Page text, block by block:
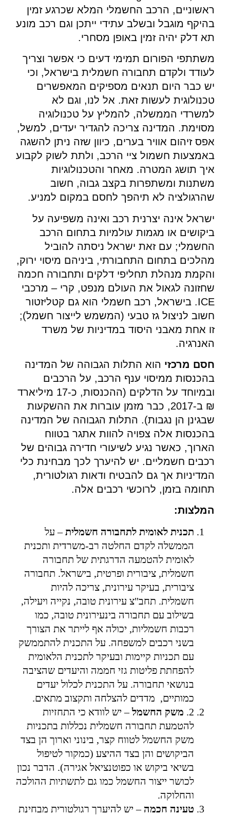
ראשוניים, הרכב החשמלי המלא שכרגע זמין
בהיקף מוגבל ובשלב עתידי ייתכן וגם רכב מונע
תא דלק יהיה זמין באופן מסחרי.
משתתפי הפורום תמימי דעים כי אפשר וצריך
לעודד ולקדם תחבורה חשמלית בישראל, וכי
יש כבר היום תנאים מספיקים המאפשרים
טכנולוגית לעשות זאת. אל לנו, וגם לא
למשרדי הממשלה, להמליץ על טכנולוגיה
מסוימת. המדינה צריכה להגדיר יעדים, למשל,
אפס זיהום אוויר בערים, כיוון שזה ניתן להשגה
באמצעות חשמול ציי הרכב, ולתת לשוק לקבוע
איך תושג המטרה. מאחר והטכנולוגיות
משתנות ומשתפרות בקצב גבוה, חשוב
שהרגולציה לא תיהפך לחסם במקום למניע.
ישראל אינה יצרנית רכב ואינה משפיעה על
ביקושים או מגמות עולמיות בתחום הרכב
החשמלי; עם זאת ישראל ניסתה להוביל
מהלכים בתחום התחבורתי, ביניהם מיסוי ירוק,
והקמת מנהלת תחליפי דלקים ותחבורה חכמה
שחזונה לגאול את העולם מנפט, קרי – מרכבי
ICE. בישראל, רכב חשמלי הוא גם קטליזטור
חשוב לניצול גז טבעי (המשמש לייצור חשמל);
זו אחת מאבני היסוד במדיניות של משרד
האנרגיה.
חסם מרכזי הוא התלות הגבוהה של המדינה
בהכנסות ממיסוי ענף הרכב, על הרכבים
ובמיוחד על הדלקים (ההכנסות, כ-17 מיליארד
₪ ב-2017, כבר מזמן עוברות את ההשקעות
שבגינן הן נגבות). התלות הגבוהה של המדינה
בהכנסות אלה צפויה להוות אתגר בטווח
הארוך, כאשר נגיע לשיעורי חדירה גבוהים של
רכבים חשמליים. יש להיערך לכך מבחינת כלי
המדיניות אך גם להבטיח ודאות רגולטורית,
תחומה בזמן, לרוכשי רכבים אלה.
המלצות:
תכנית לאומית לתחבורה חשמלית– על
הממשלה לקדם החלטה רב-משרדית ותכנית
לאומית להטמעה הדרגתית של תחבורה
חשמלית, ציבורית ופרטית, בישראל. תחבורה
ציבורית, בעיקר עירונית, צריכה להיות
חשמלית. תחב"צ עירונית טובה, נקייה ויעילה,
בשילוב עם תחבורה בינעירונית טובה, כמו
רכבות חשמליות, יכולה אף לייתר את הצורך
בשני רכבים למשפחה. על התכנית להתממשק
עם תכניות קיימות ובעיקר לתכנית הלאומית
להפחתת פליטות גזי חממה והיעדים שהציבה
בנושאי תחבורה. על התכנית לכלול יעדים
כמותיים, מדדים להצלחה ותקצוב מתאים.
2. משק החשמל– יש לוודא כי התחזיות
להטמעת תחבורה חשמלית נכללות בתכניות
משק החשמל לטווח קצר, בינוני וארוך הן בצד
הביקושים והן בצד ההיצע (כמקור לטיפול
בשיאי ביקוש או כפוטנציאל אגירה). הדבר נכון
לכושר ייצור החשמל כמו גם לתשתיות ההולכה
והחלוקה.
טעינה חכמה – יש להיערך רגולטורית מבחינת